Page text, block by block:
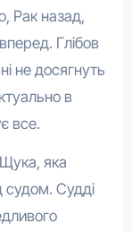
Рак назад,
Глібов
не досягнуть
в
все.
яка
судом. Судді